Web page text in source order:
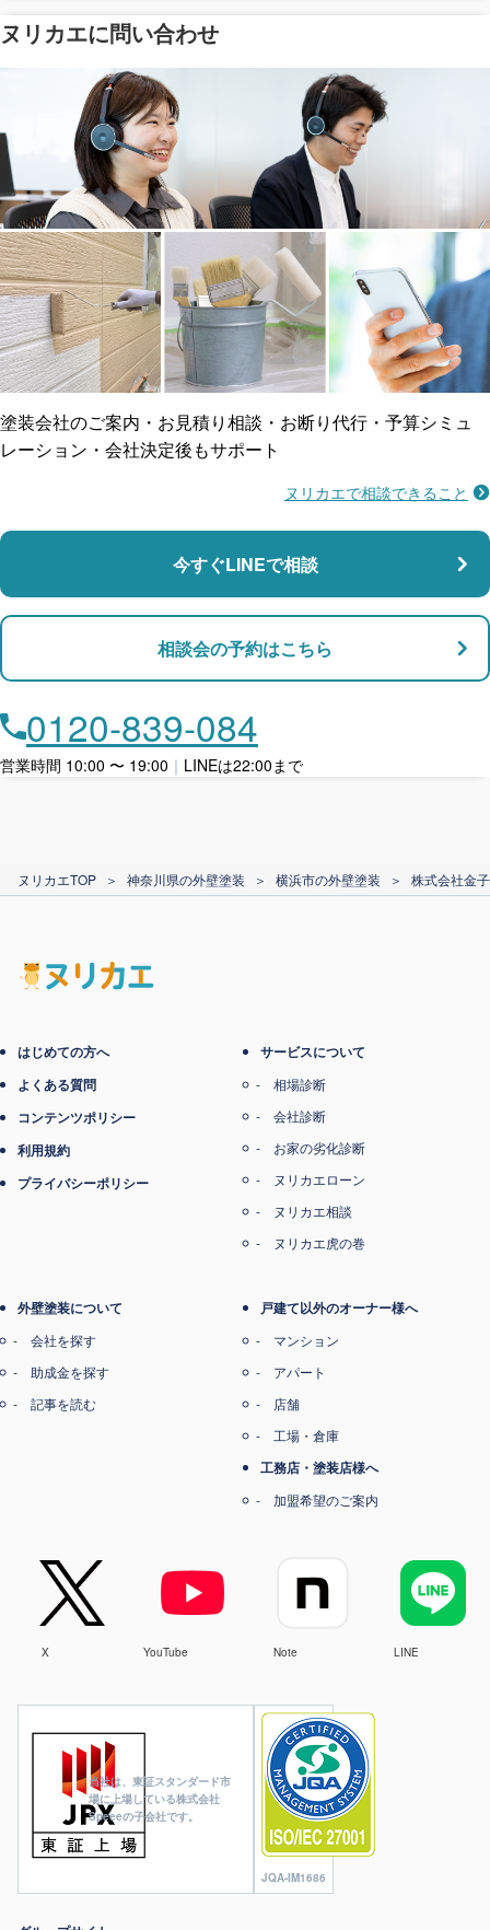
塗料の​品質を​保証
メーカー保証
工事保険
ご近所トラブルに
賠償保険
瑕疵保険
支払い対応
ローン利用
カード支払い
省エネ効果
断熱・遮熱塗料対応
雨漏り修繕
防水工事
マンション・アパート対応
店舗・事務所対応
ヌリカエに問い合わせ
塗装会社のご案内・お見積り相談・お断り代行・予算シミュ
レーション・会社決定後もサポート
ヌリカエで相談できること
今すぐLINEで相談
相談会の予約はこちら
0120-839-084
営業時間 10:00 〜 19:00 ｜ LINEは22:00まで
ヌリカエTOP ＞ 神奈川県の外壁塗装 ＞ 横浜市の外壁塗装 ＞ 株式会社金
当社は、東証スタンダード市
場に上場している株式会社
Speeeの子会社です。
JQA-IM1686
はじめての方へ
よくある質問
コンテンツポリシー
利用規約
プライバシーポリシー
サービスについて
相場診断
会社診断
お家の劣化診断
ヌリカエローン
ヌリカエ相談
ヌリカエ虎の巻
外壁塗装について
会社を探す
助成金を探す
記事を読む
戸建て以外のオーナー様へ
マンション
アパート
店舗
工場・倉庫
工務店・塗装店様へ
加盟希望のご案内
X YouTube Note LINE